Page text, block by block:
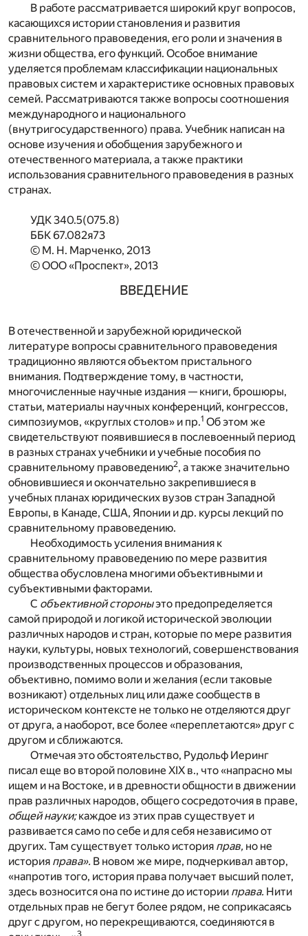
В работе рассматривается широкий круг вопросов,
касающихся истории становления и развития
сравнительного правоведения, его роли и значения в
жизни общества, его функций. Особое внимание
уделяется проблемам классификации национальных
правовых систем и характеристике основных правовых
семей. Рассматриваются также вопросы соотношения
международного и национального
(внутригосударственного) права. Учебник написан на
основе изучения и обобщения зарубежного и
отечественного материала, а также практики
использования сравнительного правоведения в разных
странах.
УДК 340.5(075.8)
ББК 67.082я73
© М. Н. Марченко, 2013
© ООО «Проспект», 2013
ВВЕДЕНИЕ
В отечественной и зарубежной юридической
литературе вопросы сравнительного правоведения
традиционно являются объектом пристального
внимания. Подтверждение тому, в частности,
многочисленные научные издания — книги, брошюры,
статьи, материалы научных конференций, конгрессов,
симпозиумов, «круглых столов» и пр.1 Об этом же
свидетельствуют появившиеся в послевоенный период
в разных странах учебники и учебные пособия по
сравнительному правоведению2, а также значительно
обновившиеся и окончательно закрепившиеся в
учебных планах юридических вузов стран Западной
Европы, в Канаде, США, Японии и др. курсы лекций по
сравнительному правоведению.
Необходимость усиления внимания к
сравнительному правоведению по мере развития
общества обусловлена многими объективными и
субъективными факторами.
С объективной стороныэто предопределяется
самой природой и логикой исторической эволюции
различных народов и стран, которые по мере развития
науки, культуры, новых технологий, совершенствования
производственных процессов и образования,
объективно, помимо воли и желания (если таковые
возникают) отдельных лиц или даже сообществ в
историческом контексте не только не отделяются друг
от друга, а наоборот, все более «переплетаются» друг с
другом и сближаются.
Отмечая это обстоятельство, Рудольф Иеринг
писал еще во второй половине XIX в., что «напрасно мы
ищем и на Востоке, и в древности общности в движении
прав различных народов, общего сосредоточия в праве,
общей науки;каждое из этих прав существует и
развивается само по себе и для себя независимо от
других. Там существует только история прав, но не
история права». В новом же мире, подчеркивал автор,
«напротив того, история права получает высший полет,
здесь возносится она по истине до истории права. Нити
отдельных прав не бегут более рядом, не соприкасаясь
друг с другом, но перекрещиваются, соединяются в